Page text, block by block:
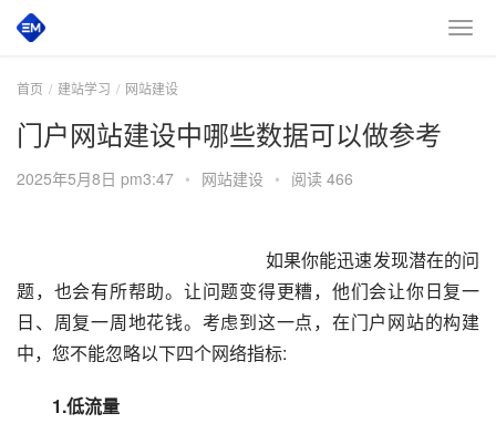
首页 建站学习 网站建设
门户网站建设中哪些数据可以做参考
2025年5月8日 pm3:47 • 网站建设 • 阅读 466
如果你能迅速发现潜在的问
题，也会有所帮助。让问题变得更糟，他们会让你日复一
日、周复一周地花钱。考虑到这一点，在门户网站的构建
中，您不能忽略以下四个网络指标:
1.低流量